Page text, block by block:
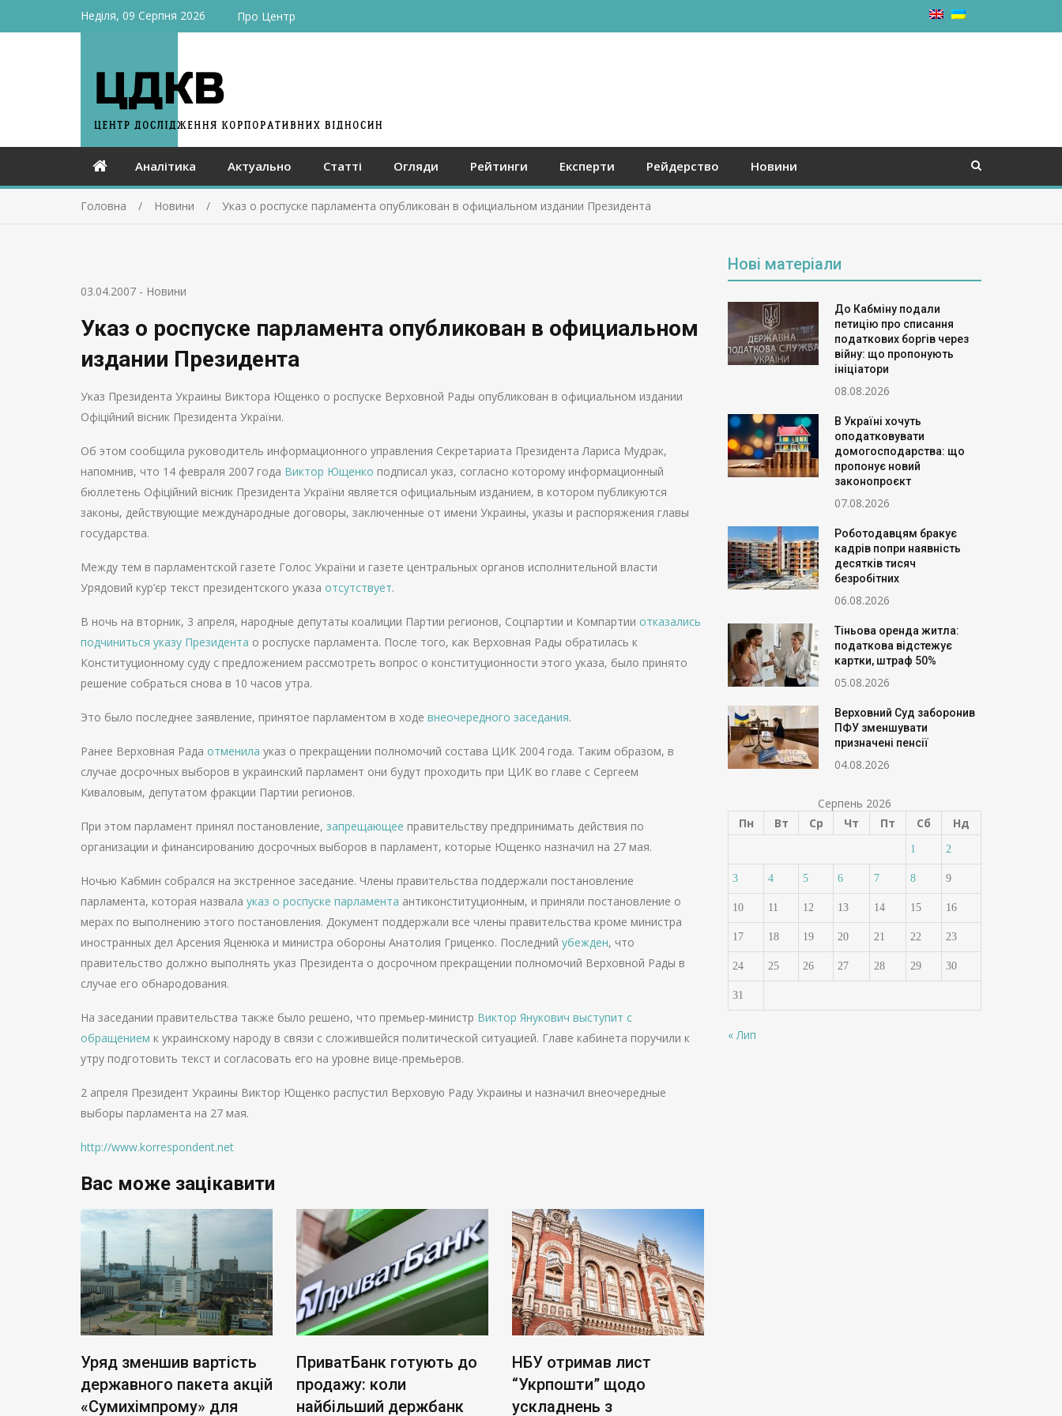
Неділя, 09 Серпня 2026 Про Центр
Аналітика Актуально Статті Огляди Рейтинги Експерти Рейдерство Новини
Головна Новини Указ о роспуске парламента опубликован в официальном издании Президента
03.04.2007 - Новини
Указ о роспуске парламента опубликован в официальном
издании Президента
Указ Президента Украины Виктора Ющенко о роспуске Верховной Рады опубликован в официальном издании
Офіційний вісник Президента України.
Об этом сообщила руководитель информационного управления Секретариата Президента Лариса Мудрак,
напомнив, что 14 февраля 2007 года Виктор Ющенко подписал указ, согласно которому информационный
бюллетень Офіційний вісник Президента України является официальным изданием, в котором публикуются
законы, действующие международные договоры, заключенные от имени Украины, указы и распоряжения главы
государства.
Между тем в парламентской газете Голос України и газете центральных органов исполнительной власти
Урядовий кур’єр текст президентского указа отсутствует.
В ночь на вторник, 3 апреля, народные депутаты коалиции Партии регионов, Соцпартии и Компартии отказались
подчиниться указу Президента о роспуске парламента. После того, как Верховная Рады обратилась к
Конституционному суду с предложением рассмотреть вопрос о конституционности этого указа, было принято
решение собраться снова в 10 часов утра.
Это было последнее заявление, принятое парламентом в ходе внеочередного заседания.
Ранее Верховная Рада отменила указ о прекращении полномочий состава ЦИК 2004 года. Таким образом, в
случае досрочных выборов в украинский парламент они будут проходить при ЦИК во главе с Сергеем
Киваловым, депутатом фракции Партии регионов.
При этом парламент принял постановление, запрещающее правительству предпринимать действия по
организации и финансированию досрочных выборов в парламент, которые Ющенко назначил на 27 мая.
Ночью Кабмин собрался на экстренное заседание. Члены правительства поддержали постановление
парламента, которая назвала указ о роспуске парламента антиконституционным, и приняли постановление о
мерах по выполнению этого постановления. Документ поддержали все члены правительства кроме министра
иностранных дел Арсения Яценюка и министра обороны Анатолия Гриценко. Последний убежден, что
правительство должно выполнять указ Президента о досрочном прекращении полномочий Верховной Рады в
случае его обнародования.
На заседании правительства также было решено, что премьер-министр Виктор Янукович выступит с
обращением к украинскому народу в связи с сложившейся политической ситуацией. Главе кабинета поручили к
утру подготовить текст и согласовать его на уровне вице-премьеров.
2 апреля Президент Украины Виктор Ющенко распустил Верховую Раду Украины и назначил внеочередные
выборы парламента на 27 мая.
http://www.korrespondent.net
Вас може зацікавити
Уряд зменшив вартість
державного пакета акцій
«Сумихімпрому» для
ПриватБанк готують до
продажу: коли
найбільший держбанк
НБУ отримав лист
“Укрпошти” щодо
ускладнень з
Нові матеріали
До Кабміну подали
петицію про списання
податкових боргів через
війну: що пропонують
ініціатори
08.08.2026
В Україні хочуть
оподатковувати
домогосподарства: що
пропонує новий
законопроєкт
07.08.2026
Роботодавцям бракує
кадрів попри наявність
десятків тисяч
безробітних
06.08.2026
Тіньова оренда житла:
податкова відстежує
картки, штраф 50%
05.08.2026
Верховний Суд заборонив
ПФУ зменшувати
призначені пенсії
04.08.2026
Серпень 2026
Пн
Вт Ср Чт Пт Сб Нд
1 2
3 4 5 6 7 8 9
10 11 12 13 14 15 16
17 18 19 20 21 22 23
24 25 26 27 28 29 30
31
« Лип